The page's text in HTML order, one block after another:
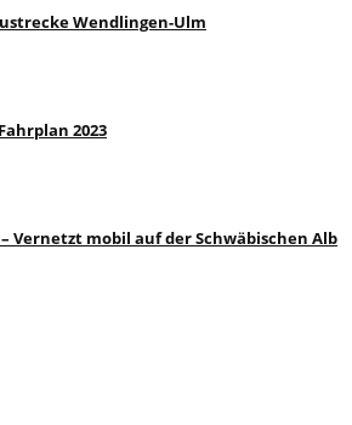
Wendlingen-Ulm
2023
Vernetzt mobil auf der Schwäbischen Alb